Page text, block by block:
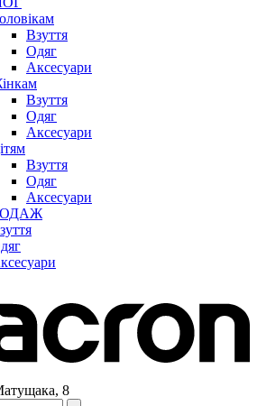
Взуття
Одяг
Аксесуари
Взуття
Одяг
Аксесуари
Взуття
Одяг
Аксесуари
8